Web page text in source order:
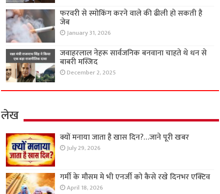
फरवरी से स्मोकिंग करने वाले की ढीली हो सकती है
जेब
January 31, 2026
जवाहरलाल नेहरू सार्वजनिक बनवाना चाहते थे धन से
बाबरी मस्जिद
December 2, 2025
लेख
क्यों मनाया जाता है खास दिन?…जाने पूरी खबर
July 29, 2026
गर्मी के मौसम मे भी एनर्जी को कैसे रखे दिनभर एक्टिव
April 18, 2026